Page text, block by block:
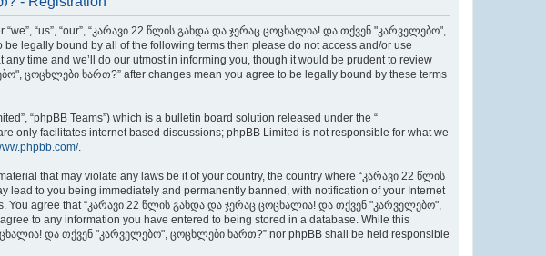
“us”, “our”, “კარავი 22 წლის გახდა და ჯერაც ცოცხალია! და თქვენ "კარველებო",
legally bound by all of the following terms then please do not access and/or use
time and we’ll do our utmost in informing you, though it would be prudent to review
ცოცხლები ხართ?” after changes mean you agree to be legally bound by these terms
“phpBB Teams”) which is a bulletin board solution released under the “
only facilitates internet based discussions; phpBB Limited is not responsible for what we
.
that may violate any laws be it of your country, the country where “კარავი 22 წლის
to you being immediately and permanently banned, with notification of your Internet
You agree that “კარავი 22 წლის გახდა და ჯერაც ცოცხალია! და თქვენ "კარველებო",
to any information you have entered to being stored in a database. While this
და თქვენ "კარველებო", ცოცხლები ხართ?” nor phpBB shall be held responsible